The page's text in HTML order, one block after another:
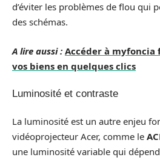
d’éviter les problèmes de flou qui
des schémas.
A lire aussi : Accéder à myfoncia
vos biens en quelques clics
Luminosité et contraste
La luminosité est un autre enjeu
vidéoprojecteur Acer, comme le
une luminosité variable qui